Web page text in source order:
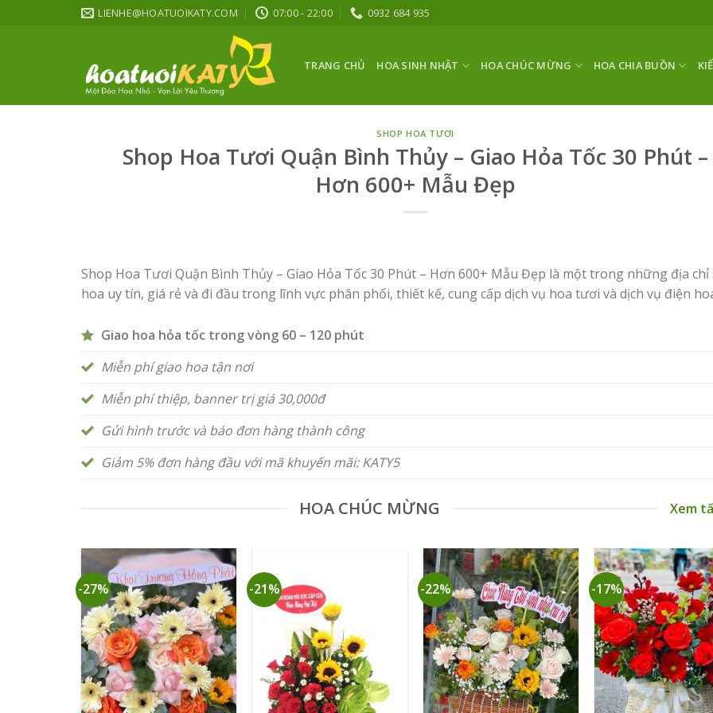
LIENHE@HOATUOIKATY.COM 07:00 - 22:00 0932 684 935
TRANG CHỦ HOA SINH NHẬT HOA CHÚC MỪNG HOA CHIA BUỒN
SHOP HOA TƯƠI
Shop Hoa Tươi Quận Bình Thủy – Giao Hỏa Tốc 30 Phút –
Hơn 600+ Mẫu Đẹp
Shop Hoa Tươi Quận Bình Thủy – Giao Hỏa Tốc 30 Phút – Hơn 600+ Mẫu Đẹp là một trong những địa
hoa uy tín, giá rẻ và đi đầu trong lĩnh vực phân phối, thiết kế, cung cấp dịch vụ hoa tươi và dịch vụ điện
Giao hoa hỏa tốc trong vòng 60 – 120 phút
Miễn phí giao hoa tận nơi
Miễn phí thiệp, banner trị giá 30,000đ
Gửi hình trước và báo đơn hàng thành công
Giảm 5% đơn hàng đầu với mã khuyến mãi: KATY5
HOA CHÚC MỪNG Xem
-27% -21% -22% -17%